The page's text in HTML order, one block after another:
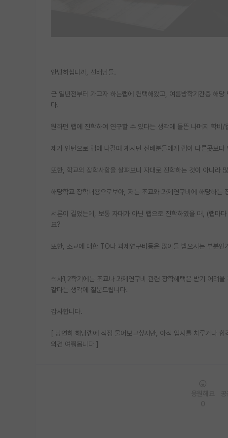
안녕하십니까, 선배님들.
근 일년전부터 가고자 하는랩에 컨택해왔고, 여름방학기간중 해
다.
원하던 랩에 진학하여 연구할 수 있다는 생각에 들뜬 나머지 학비
제가 인턴으로 랩에 나갈때 계시던 선배분들에게 랩이 다른곳보
또한, 학교의 장학사항을 살펴보니 자대로 진학하는 것이 아니라
해당학교 장학내용으로보아, 저는 조교와 과제연구비에 해당하는
서론이 길었는데, 보통 자대가 아닌 랩으로 진학하였을 때, (랩마
요?
또한, 조교에 대한 TO나 과제연구비등은 많이들 받으시는 부분인
석사1,2학기에는 조교나 과제연구비 관련 장학혜택은 받기 어려
같다는 생각에 질문드립니다.
감사합니다.
[ 당연히 해당랩에 직접 물어보고싶지만, 아직 입시를 치루거나
의견 여쭤봅니다 ]